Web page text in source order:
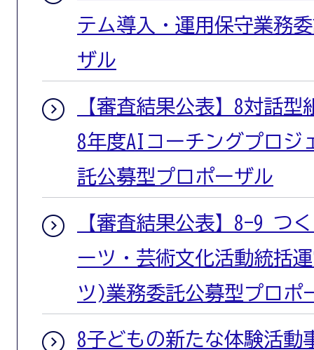
テム導入・運用保守業務
ザル
【審査結果公表】8対話
8年度AIコーチングプロジ
託公募型プロポーザル
【審査結果公表】8-9 つ
ーツ・芸術文化活動統括
ツ)業務委託公募型プロポ
8子どもの新たな体験活動